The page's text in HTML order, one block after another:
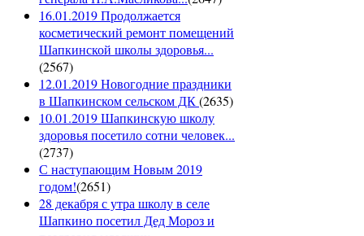
16.01.2019 Продолжается
косметический ремонт помещений
Шапкинской школы здоровья...
(2567)
12.01.2019 Новогодние праздники
в Шапкинском сельском ДК(2635)
10.01.2019 Шапкинскую школу
здоровья посетило сотни человек...
(2737)
С наступающим Новым 2019
годом!(2651)
28 декабря с утра школу в селе
Шапкино посетил Дед Мороз и